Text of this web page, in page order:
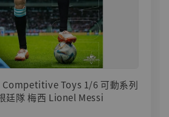
Competitive Toys 1/6 可動系列
廷隊 梅西 Lionel Messi